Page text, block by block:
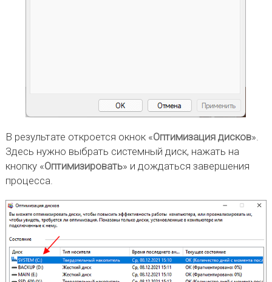
В результате откроется окнок «Оптимизация дисков».
Здесь нужно выбрать системный диск, нажать на
кнопку «Оптимизировать» и дождаться завершения
процесса.